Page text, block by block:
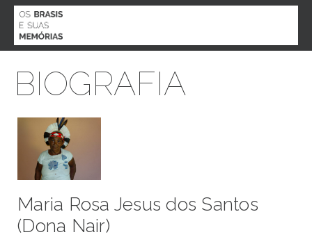
O PROJETO
BIOGRAFIAS
ACERVO
PARTICIPE
CONTATO
BIOGRAFIA
Maria Rosa Jesus dos Santos
(Dona Nair)